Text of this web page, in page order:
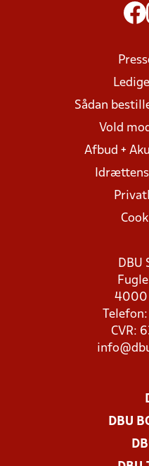
Sådan
Vold
Afbud +
DBU
4000
CVR:
DBU